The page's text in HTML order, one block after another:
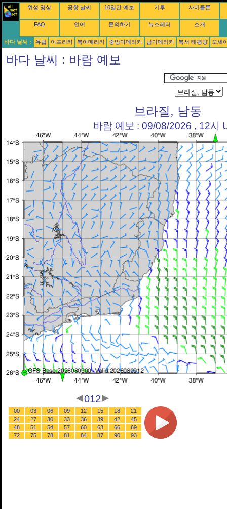
위성 영상 공항 날씨 10일간 예보 기후 사이클론
FAQ 언어 문의하기 뉴스레터 소개
바다 날씨 : 유럽 아프리카 북아메리카 중앙아메리카 남아메리카 북서 태평양 오세
바다 날씨 : 바람 예보
브라질, 남동
바람 예보 : 09/08/2026 , 12시
012
00 03 06 09 12 15 18
21
24
27 30 33 36 39 42
45
48
51 54 57 60 63 66
69
72
75 78 81 84 87 90 93